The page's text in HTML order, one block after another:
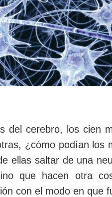
del cerebro, los cien
¿cómo podían los
ellas saltar de una
que hacen otra
con el modo en que